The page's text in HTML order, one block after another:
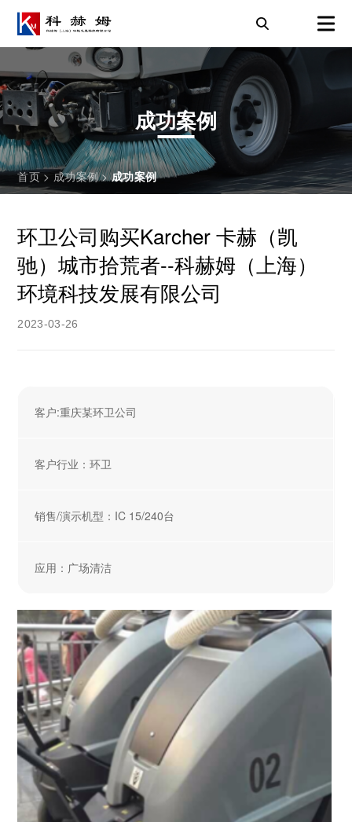
成功案例
首页> 成功案例>成功案例
环卫公司购买Karcher 卡赫（凯
驰）城市拾荒者--科赫姆（上海）
环境科技发展有限公司
2023-03-26
客户:重庆某环卫公司
客户行业：环卫
销售/演示机型：IC 15/240台
应用：广场清洁